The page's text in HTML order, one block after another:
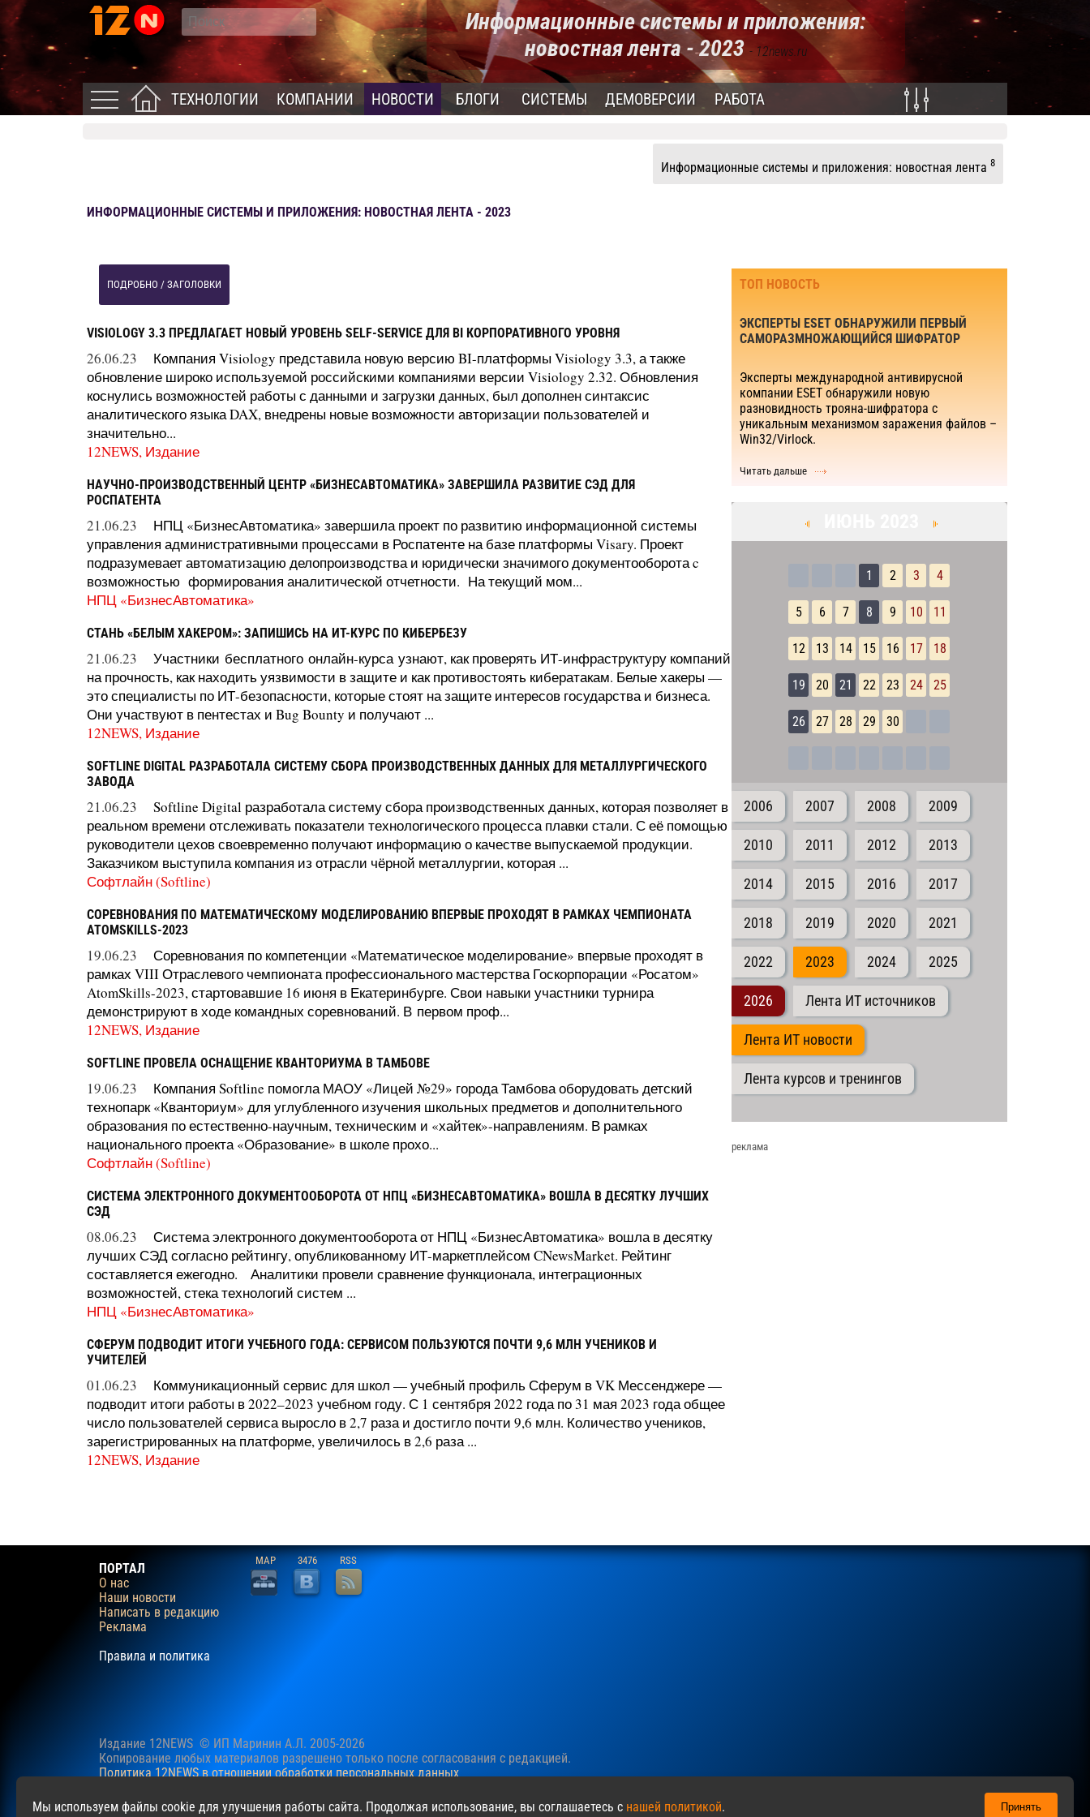
Информационные системы и приложения:
новостная лента - 2023 - 12news.ru
ТЕХНОЛОГИИ КОМПАНИИ НОВОСТИ БЛОГИ СИСТЕМЫ ДЕМОВЕРСИИ РАБОТА
Информационные системы и приложения: новостная лента 8
ИНФОРМАЦИОННЫЕ СИСТЕМЫ И ПРИЛОЖЕНИЯ: НОВОСТНАЯ ЛЕНТА - 2023
ПОДРОБНО / ЗАГОЛОВКИ
VISIOLOGY 3.3 ПРЕДЛАГАЕТ НОВЫЙ УРОВЕНЬ SELF-SERVICE ДЛЯ BI КОРПОРАТИВНОГО УРОВНЯ
26.06.23
Компания Visiology представила новую версию BI-платформы Visiology 3.3, а также
обновление широко используемой российскими компаниями версии Visiology 2.32. Обновления
коснулись возможностей работы с данными и загрузки данных, был дополнен синтаксис
аналитического языка DAX, внедрены новые возможности авторизации пользователей и
значительно...
12NEWS, Издание
НАУЧНО-ПРОИЗВОДСТВЕННЫЙ ЦЕНТР «БИЗНЕСАВТОМАТИКА» ЗАВЕРШИЛА РАЗВИТИЕ СЭД ДЛЯ
РОСПАТЕНТА
21.06.23
НПЦ «БизнесАвтоматика» завершила проект по развитию информационной системы
управления административными процессами в Роспатенте на базе платформы Visary. Проект
подразумевает автоматизацию делопроизводства и юридически значимого документооборота c
возможностью формирования аналитической отчетности. На текущий мом...
НПЦ «БизнесАвтоматика»
СТАНЬ «БЕЛЫМ ХАКЕРОМ»: ЗАПИШИСЬ НА ИТ-КУРС ПО КИБЕРБЕЗУ
21.06.23
Участники бесплатного онлайн-курса узнают, как проверять ИТ-инфраструктуру компаний
на прочность, как находить уязвимости в защите и как противостоять кибератакам. Белые хакеры —
это специалисты по ИТ-безопасности, которые стоят на защите интересов государства и бизнеса.
Они участвуют в пентестах и Bug Bounty и получают ...
12NEWS, Издание
SOFTLINE DIGITAL РАЗРАБОТАЛА СИСТЕМУ СБОРА ПРОИЗВОДСТВЕННЫХ ДАННЫХ ДЛЯ МЕТАЛЛУРГИЧЕСКОГО
ЗАВОДА
21.06.23
Softline Digital разработала систему сбора производственных данных, которая позволяет в
реальном времени отслеживать показатели технологического процесса плавки стали. С её помощью
руководители цехов своевременно получают информацию о качестве выпускаемой продукции.
Заказчиком выступила компания из отрасли чёрной металлургии, которая ...
Софтлайн (Softline)
СОРЕВНОВАНИЯ ПО МАТЕМАТИЧЕСКОМУ МОДЕЛИРОВАНИЮ ВПЕРВЫЕ ПРОХОДЯТ В РАМКАХ ЧЕМПИОНАТА
ATOMSKILLS-2023
19.06.23
Соревнования по компетенции «Математическое моделирование» впервые проходят в
рамках VIII Отраслевого чемпионата профессионального мастерства Госкорпорации «Росатом»
AtomSkills-2023, стартовавшие 16 июня в Екатеринбурге. Свои навыки участники турнира
демонстрируют в ходе командных соревнований. В первом проф...
12NEWS, Издание
SOFTLINE ПРОВЕЛА ОСНАЩЕНИЕ КВАНТОРИУМА В ТАМБОВЕ
19.06.23
Компания Softline помогла МАОУ «Лицей №29» города Тамбова оборудовать детский
технопарк «Кванториум» для углубленного изучения школьных предметов и дополнительного
образования по естественно-научным, техническим и «хайтек»-направлениям. В рамках
национального проекта «Образование» в школе прохо...
Софтлайн (Softline)
СИСТЕМА ЭЛЕКТРОННОГО ДОКУМЕНТООБОРОТА ОТ НПЦ «БИЗНЕСАВТОМАТИКА» ВОШЛА В ДЕСЯТКУ ЛУЧШИХ
СЭД
08.06.23
Система электронного документооборота от НПЦ «БизнесАвтоматика» вошла в десятку
лучших СЭД согласно рейтингу, опубликованному ИТ-маркетплейсом CNewsMarket. Рейтинг
составляется ежегодно. Аналитики провели сравнение функционала, интеграционных
возможностей, стека технологий систем ...
НПЦ «БизнесАвтоматика»
СФЕРУМ ПОДВОДИТ ИТОГИ УЧЕБНОГО ГОДА: СЕРВИСОМ ПОЛЬЗУЮТСЯ ПОЧТИ 9,6 МЛН УЧЕНИКОВ И
УЧИТЕЛЕЙ
01.06.23
Коммуникационный сервис для школ — учебный профиль Сферум в VK Мессенджере —
подводит итоги работы в 2022–2023 учебном году. С 1 сентября 2022 года по 31 мая 2023 года общее
число пользователей сервиса выросло в 2,7 раза и достигло почти 9,6 млн. Количество учеников,
зарегистрированных на платформе, увеличилось в 2,6 раза ...
12NEWS, Издание
ТОП НОВОСТЬ
ЭКСПЕРТЫ ESET ОБНАРУЖИЛИ ПЕРВЫЙ
САМОРАЗМНОЖАЮЩИЙСЯ ШИФРАТОР
Эксперты международной антивирусной
компании ESET обнаружили новую
разновидность трояна-шифратора с
уникальным механизмом заражения файлов –
Win32/Virlock.
Читать дальше
ИЮНЬ 2023
1 2 3 4
5 6 7 8 9 10 11
12 13 14 15 16 17 18
19 20 21 22 23 24 25
26 27 28 29 30
2006 2007 2008 2009
2010 2011 2012 2013
2014 2015 2016 2017
2018 2019 2020 2021
2022 2023 2024 2025
2026 Лента ИТ источников
Лента ИТ новости
Лента курсов и тренингов
реклама
ПОРТАЛ
О нас
Наши новости
Написать в редакцию
Реклама
Правила и политика
MAP 3476 RSS
Издание 12NEWS © ИП Маринин А.Л. 2005-2026
Копирование любых материалов разрешено только после согласования c редакцией.
Политика 12NEWS в отношении обработки персональных данных
в отношении
файлов cookie.
Мы используем файлы cookie для улучшения работы сайта. Продолжая использование, вы соглашаетесь с нашей политикой. Принять